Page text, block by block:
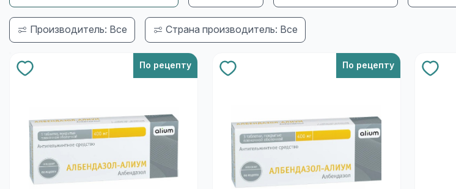
Производитель: Все Страна производитель: Все
По рецепту По рецепту